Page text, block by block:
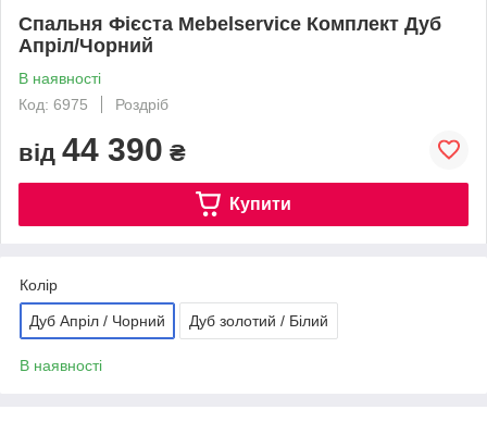
Спальня Фієста Mebelservice Комплект Дуб
Апріл/Чорний
В наявності
Код: 6975
Роздріб
від 44 390 ₴
Купити
Колір
Дуб Апріл / Чорний Дуб золотий / Білий
В наявності